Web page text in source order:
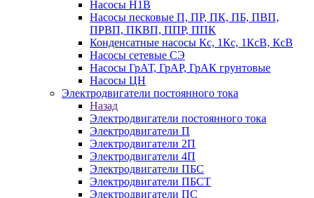
Насосы Н1В
Насосы песковые П, ПР, ПК, ПБ, ПВП,
ПРВП, ПКВП, ППР, ППК
Конденсатные насосы Кс, 1Кс, 1КсВ, КсВ
Насосы сетевые СЭ
Насосы ГрАТ, ГрАР, ГрАК грунтовые
Насосы ЦН
Электродвигатели постоянного тока
Назад
Электродвигатели постоянного тока
Электродвигатели П
Электродвигатели 2П
Электродвигатели 4П
Электродвигатели ПБС
Электродвигатели ПБСТ
Электродвигатели ПС